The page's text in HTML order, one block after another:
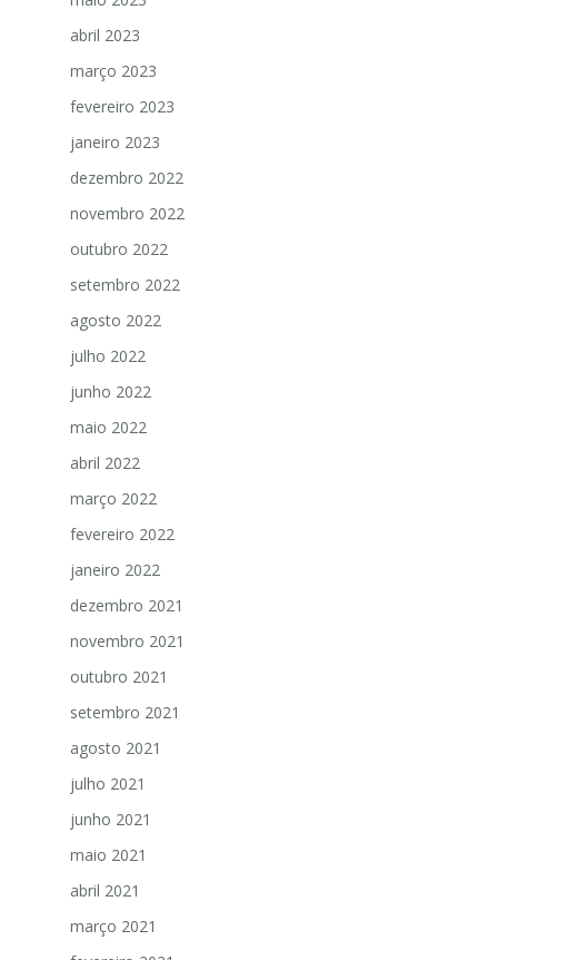
abril 2023
março 2023
fevereiro 2023
janeiro 2023
dezembro 2022
novembro 2022
outubro 2022
setembro 2022
agosto 2022
julho 2022
junho 2022
maio 2022
abril 2022
março 2022
fevereiro 2022
janeiro 2022
dezembro 2021
novembro 2021
outubro 2021
setembro 2021
agosto 2021
julho 2021
junho 2021
maio 2021
abril 2021
março 2021